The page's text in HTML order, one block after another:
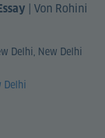
| Von Rohini
Delhi, New Delhi
Delhi